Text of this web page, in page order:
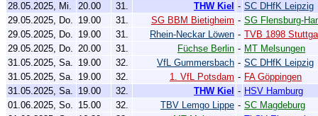
28.05.2025, Mi.
20.00 31. THW Kiel - SC DHfK Leipzig
29.05.2025, Do. 19.00 31. SG BBM Bietigheim - SG Flensburg-
29.05.2025, Do. 19.00 31. Rhein-Neckar Löwen - TVB 1898
29.05.2025, Do. 20.00 31. Füchse Berlin - MT Melsungen
31.05.2025, Sa. 19.00 32. VfL Gummersbach - SC DHfK Leipzig
31.05.2025, Sa. 19.00 32. 1. VfL Potsdam - FA Göppingen
31.05.2025, Sa. 19.00 32. THW Kiel - HSV Hamburg
01.06.2025, So. 15.00 32. TBV Lemgo Lippe - SC Magdeburg